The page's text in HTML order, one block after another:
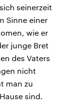
seinerzeit
Sinne einer
wie er
junge Bret
des Vaters
nicht
man zu
sind.